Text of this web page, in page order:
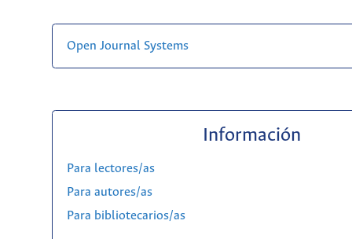
Open Journal Systems
Información
Para lectores/as
Para autores/as
Para bibliotecarios/as